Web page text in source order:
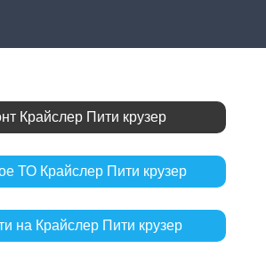
Крайслер Пити крузер
ТО Крайслер Пити крузер
на Крайслер Пити крузер